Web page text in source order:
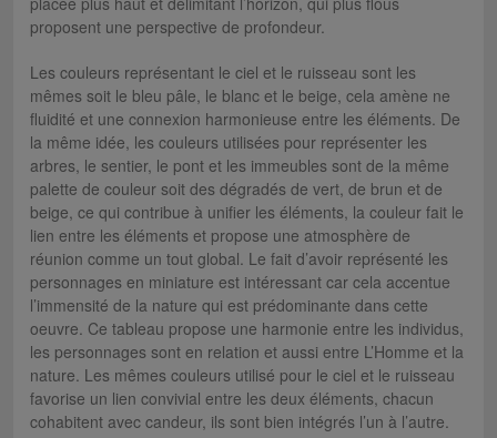
proposent une perspective de profondeur.
Les couleurs représentant le ciel et le ruisseau sont les
mêmes soit le bleu pâle, le blanc et le beige, cela amène ne
fluidité et une connexion harmonieuse entre les éléments. De
la même idée, les couleurs utilisées pour représenter les
arbres, le sentier, le pont et les immeubles sont de la même
palette de couleur soit des dégradés de vert, de brun et de
beige, ce qui contribue à unifier les éléments, la couleur fait le
lien entre les éléments et propose une atmosphère de
réunion comme un tout global. Le fait d’avoir représenté les
personnages en miniature est intéressant car cela accentue
l’immensité de la nature qui est prédominante dans cette
oeuvre. Ce tableau propose une harmonie entre les individus,
les personnages sont en relation et aussi entre L’Homme et la
nature. Les mêmes couleurs utilisé pour le ciel et le ruisseau
favorise un lien convivial entre les deux éléments, chacun
cohabitent avec candeur, ils sont bien intégrés l’un à l’autre.